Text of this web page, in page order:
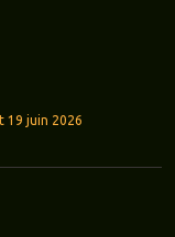
19 juin 2026